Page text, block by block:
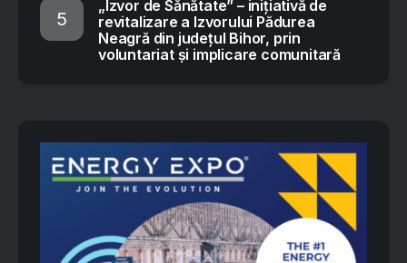
„Izvor de Sănătate” – inițiativă de
revitalizare a Izvorului Pădurea
Neagră din județul Bihor, prin
voluntariat și implicare comunitară